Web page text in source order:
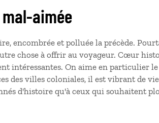
mal-aimée
encombrée et polluée la précède.
chose à offrir au voyageur. Cœur
intéressantes. On aime en particulier
des villes coloniales, il est vibrant de
d'histoire qu'à ceux qui souhaitent